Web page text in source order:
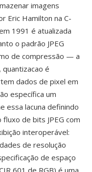
imagens
Eric Hamilton na C-
1991 é atualizada
o padrão JPEG
de compressão — a
é
dados de pixel em
específica um
essa lacuna definindo
de bits JPEG com
interoperável:
de resolução
de espaço
601 de RGB) é uma